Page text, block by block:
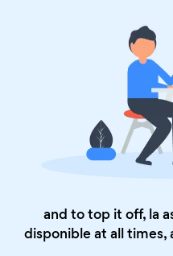
and to top it off, la
disponible at all times,